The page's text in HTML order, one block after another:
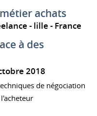
achats
lille France
à des
2018
de négociation